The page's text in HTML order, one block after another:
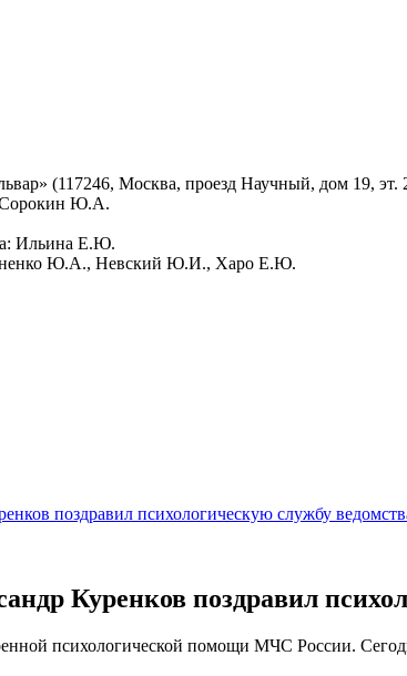
(117246, Москва, проезд Научный, дом 19, эт.
Сорокин Ю.А.
Ильина Е.Ю.
Ю.А., Невский Ю.И., Харо Е.Ю.
поздравил психологическую службу
Куренков поздравил
психологической помощи МЧС России.